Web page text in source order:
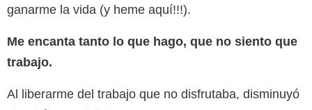
ganarme la vida (y heme aquí!!!).
Me encanta tanto lo que hago, que no siento que
trabajo.
Al liberarme del trabajo que no disfrutaba, disminuyó